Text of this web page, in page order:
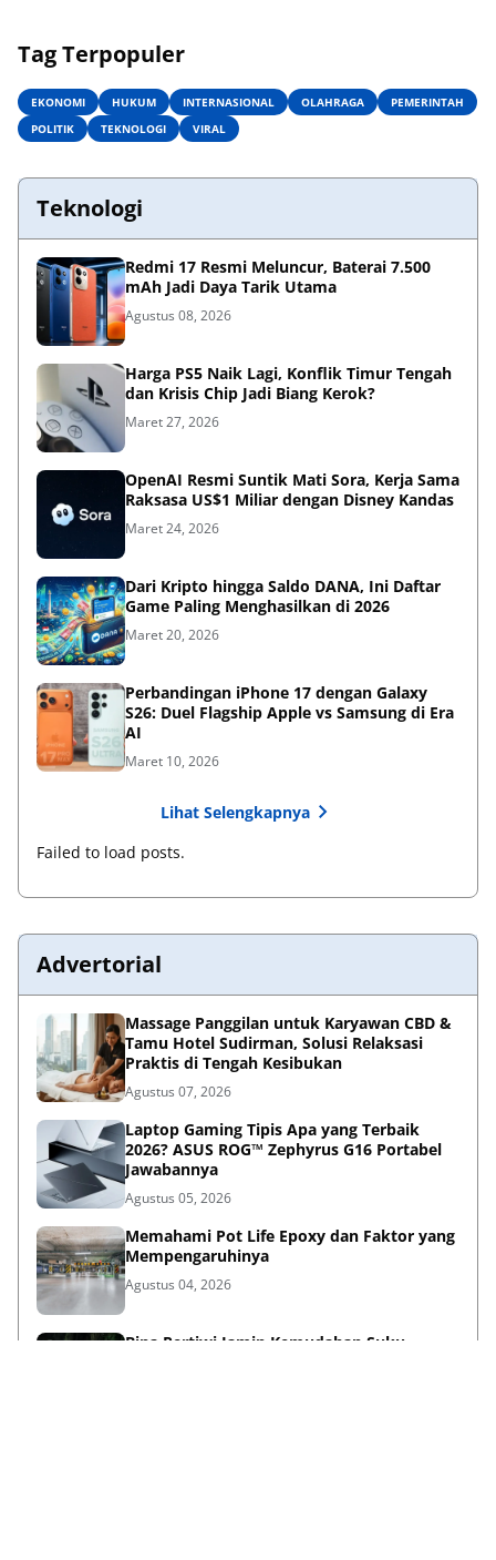
Tag Terpopuler
EKONOMI HUKUM INTERNASIONAL OLAHRAGA
PEMERINTAH
POLITIK
TEKNOLOGI VIRAL
Teknologi
Redmi 17 Resmi Meluncur, Baterai 7.500
mAh Jadi Daya Tarik Utama
Agustus 08, 2026
Harga PS5 Naik Lagi, Konflik Timur Tengah
dan Krisis Chip Jadi Biang Kerok?
Maret 27, 2026
OpenAI Resmi Suntik Mati Sora, Kerja Sama
Raksasa US$1 Miliar dengan Disney Kandas
Maret 24, 2026
Dari Kripto hingga Saldo DANA, Ini Daftar
Game Paling Menghasilkan di 2026
Maret 20, 2026
Perbandingan iPhone 17 dengan Galaxy
S26: Duel Flagship Apple vs Samsung di Era
AI
Maret 10, 2026
Lihat Selengkapnya
Failed to load posts.
Advertorial
Massage Panggilan untuk Karyawan CBD &
Tamu Hotel Sudirman, Solusi Relaksasi
Praktis di Tengah Kesibukan
Agustus 07, 2026
Laptop Gaming Tipis Apa yang Terbaik
2026? ASUS ROG™ Zephyrus G16 Portabel
Jawabannya
Agustus 05, 2026
Memahami Pot Life Epoxy dan Faktor yang
Mempengaruhinya
Agustus 04, 2026
Bina Pertiwi Jamin Kemudahan Suku